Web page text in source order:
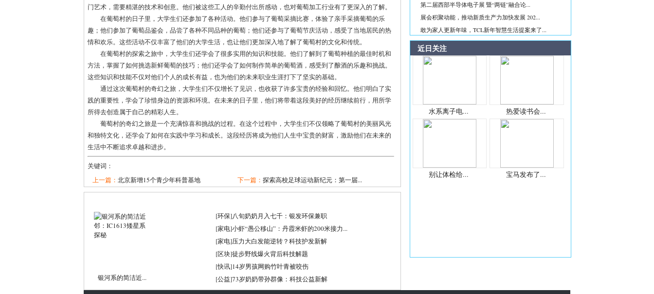
门艺术，需要精湛的技术和创意。他们被这些工人的辛勤付出所感动，也对葡萄加工行业有了更深入的了解。
在葡萄村的日子里，大学生们还参加了各种活动。他们参与了葡萄采摘比赛，体验了亲手采摘葡萄的乐
趣；他们参加了葡萄品鉴会，品尝了各种不同品种的葡萄；他们还参与了葡萄节庆活动，感受了当地居民的热
情和欢乐。这些活动不仅丰富了他们的大学生活，也让他们更加深入地了解了葡萄村的文化和传统。
在葡萄村的探索之旅中，大学生们还学会了很多实用的知识和技能。他们了解到了葡萄种植的最佳时机和
方法，掌握了如何挑选新鲜葡萄的技巧；他们还学会了如何制作简单的葡萄酒，感受到了酿酒的乐趣和挑战。
这些知识和技能不仅对他们个人的成长有益，也为他们的未来职业生涯打下了坚实的基础。
通过这次葡萄村的奇幻之旅，大学生们不仅增长了见识，也收获了许多宝贵的经验和回忆。他们明白了实
践的重要性，学会了珍惜身边的资源和环境。在未来的日子里，他们将带着这段美好的经历继续前行，用所学
所得去创造属于自己的精彩人生。
葡萄村的奇幻之旅是一个充满惊喜和挑战的过程。在这个过程中，大学生们不仅领略了葡萄村的美丽风光
和独特文化，还学会了如何在实践中学习和成长。这段经历将成为他们人生中宝贵的财富，激励他们在未来的
生活中不断追求卓越和进步。
关键词：
上一篇： 北京新增15个青少年科普基地 下一篇： 探索高校足球运动新纪元：第一届...
银河系的简洁近...
[环保]八旬奶奶月入七千：银发环保兼职
[家电]小虾“愚公移山”：丹霞米虾的200米接力...
[家电]压力大白发能逆转？科技护发新解
[区块]徒步野线爆火背后科技解题
[快讯]14岁男孩网购竹叶青被咬伤
[公益]73岁奶奶带孙群像：科技公益新解
第二届西部半导体电子展 暨“两链”融合论...
展会积聚动能，推动新质生产力加快发展 202...
敢为家人更新年味，TCL新年智慧生活提案来了...
近日关注
水系离子电... 热爱读书会...
别让体检给... 宝马发布了...